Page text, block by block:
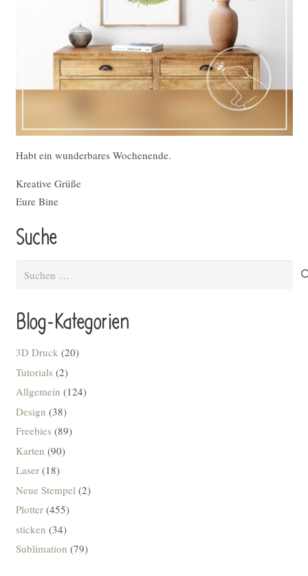
Habt ein wunderbares Wochenende.
Kreative Grüße
Eure Bine
Suche
Suchen
Blog-Kategorien
3D Druck (20)
Tutorials (2)
Allgemein (124)
Design (38)
Freebies (89)
Karten (90)
Laser(18)
Neue Stempel (2)
Plotter(455)
sticken (34)
Sublimation (79)